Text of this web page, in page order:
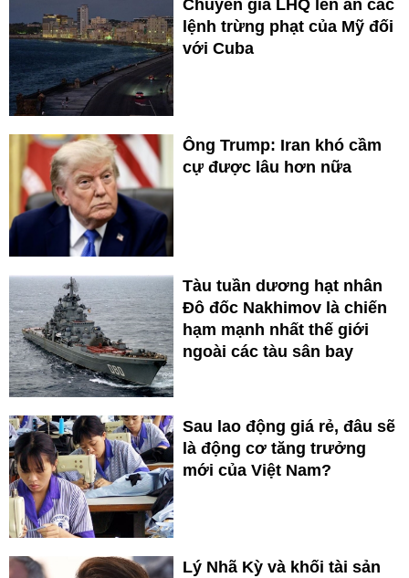
Chuyên gia LHQ lên án các
lệnh trừng phạt của Mỹ đối
với Cuba
Ông Trump: Iran khó cầm
cự được lâu hơn nữa
Tàu tuần dương hạt nhân
Đô đốc Nakhimov là chiến
hạm mạnh nhất thế giới
ngoài các tàu sân bay
Sau lao động giá rẻ, đâu sẽ
là động cơ tăng trưởng
mới của Việt Nam?
Lý Nhã Kỳ và khối tài sản